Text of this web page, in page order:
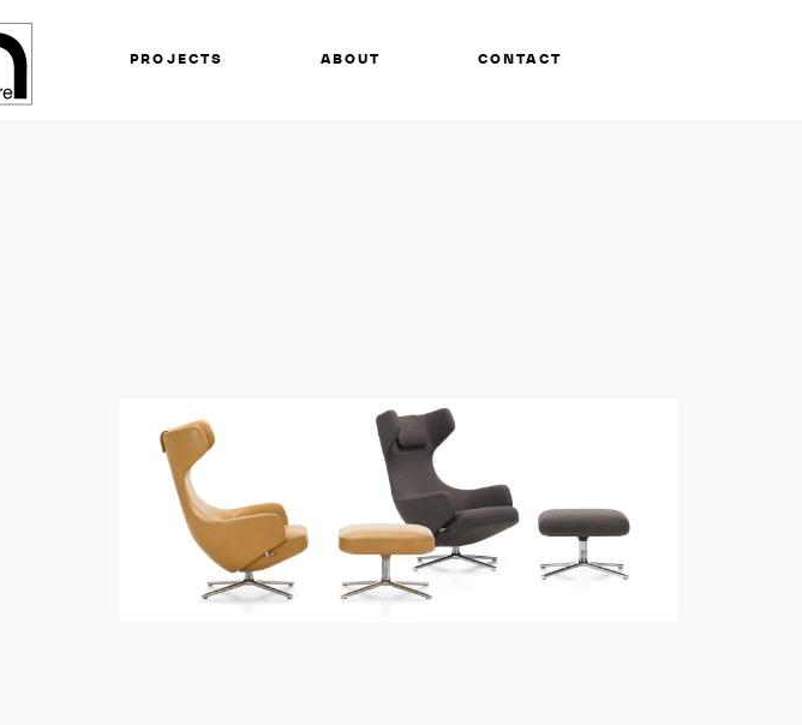
PROJECTS ABOUT CONTACT